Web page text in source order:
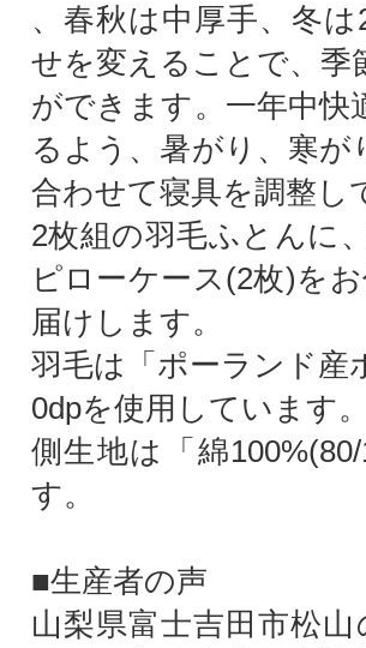
、春秋は中厚手、冬
せを変えることで、
ができます。一年中
るよう、暑がり、寒
合わせて寝具を調整し
2枚組の羽毛ふとんに
ピローケース(2枚)を
届けします。
羽毛は「ポーランド産
0dpを使用しています。
側生地は「綿
す。
■生産者の声
山梨県富士吉田市松